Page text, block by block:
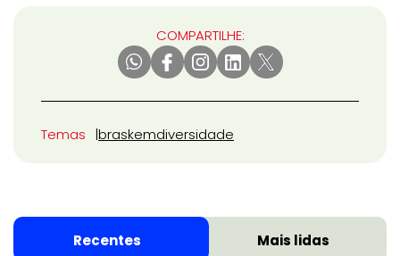
COMPARTILHE:
Temas braskemdiversidade
Recentes Mais lidas